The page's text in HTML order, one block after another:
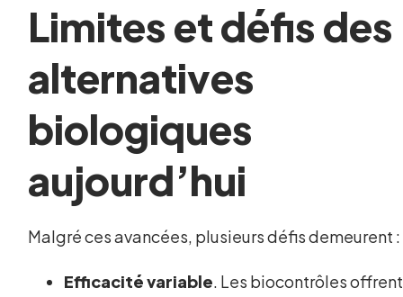
Limites et défis des
alternatives
biologiques
aujourd’hui
Malgré ces avancées, plusieurs défis demeurent :
Efficacité variable. Les biocontrôles